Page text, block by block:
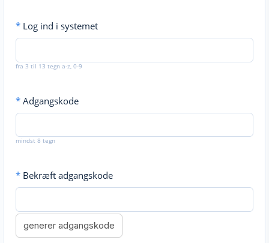
* Log ind i systemet
fra 3 til 13 tegn a-z, 0-9
* Adgangskode
mindst 8 tegn
* Bekræft adgangskode
generer adgangskode